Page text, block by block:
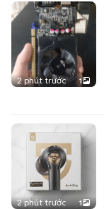
2 phút trước 1
2 phút trước 1